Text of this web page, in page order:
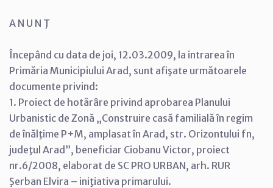
A N U N Ţ
Începând cu data de joi, 12.03.2009, la intrarea în
Primăria Municipiului Arad, sunt afişate următoarele
documente privind:
1. Proiect de hotărâre privind aprobarea Planului
Urbanistic de Zonă „Construire casă familială în regim
de înălţime P+M, amplasat în Arad, str. Orizontului fn,
judeţul Arad”, beneficiar Ciobanu Victor, proiect
nr.6/2008, elaborat de SC PRO URBAN, arh. RUR
Şerban Elvira – iniţiativa primarului.